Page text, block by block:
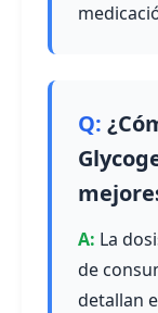
La
de
detallan